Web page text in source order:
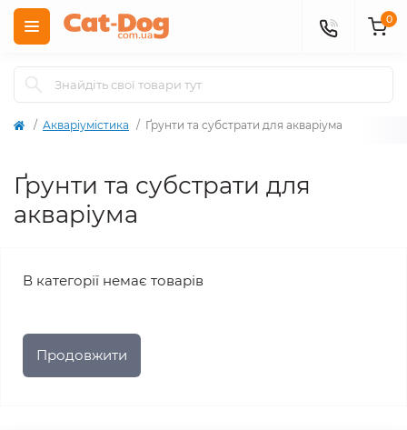
0
Акваріумістика Ґрунти та субстрати для акваріума
Ґрунти та субстрати для
акваріума
В категорії немає товарів
Продовжити